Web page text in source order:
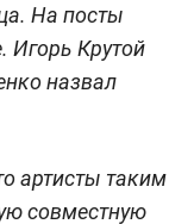
На посты
Игорь Крутой
назвал
артисты таким
совместную